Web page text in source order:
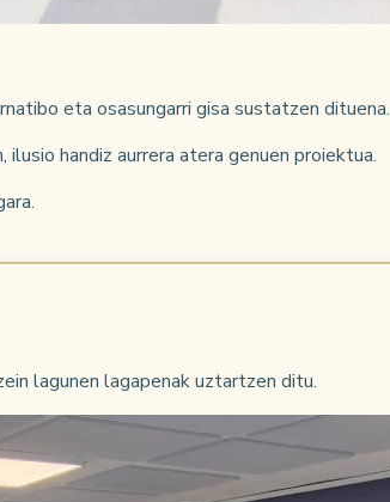
eta osasungarri gisa sustatzen dituena.
handiz aurrera atera genuen proiektua.
lagunen lagapenak uztartzen ditu.